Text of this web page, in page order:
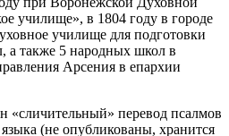
училище», в 1804 году в городе
училище для подготовки
а также 5 народных школ в
Арсения в епархии
«сличительный» перевод псалмов
(не опубликованы, хранится